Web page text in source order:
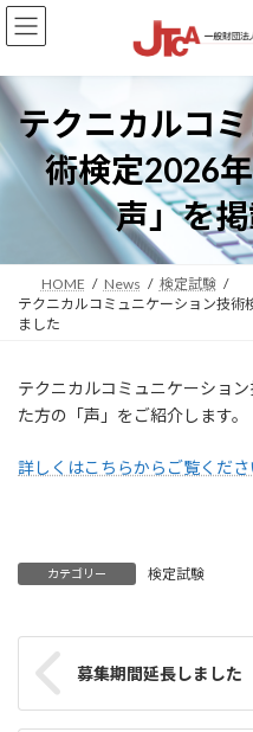
コ
ン
ン
ツ
ス
キ
ナ
ビ
ー
シ
ン
に
テクニカルコ
術検定2026
声」を
HOME News
検定試験
テクニカルコミュニケーション技
ました
テクニカルコミュニケーショ
た方の「声」をご紹介します。
詳しくはこちらからご覧くだ
カテゴリー 検定試験
募集期間延長しまし